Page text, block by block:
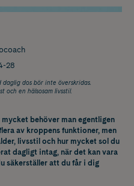
28
dos bör inte överskridas.
och en hälsosam livsstil.
behöver man egentligen
av kroppens funktioner, men
livsstil och hur mycket sol du
dagligt intag, när det kan vara
säkerställer att du får i dig